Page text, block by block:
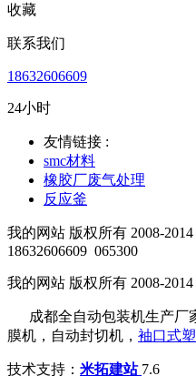
收藏
联系我们
18632606609
24小时
友情链接 :
smc材料
橡胶厂废气处理
反应釜
我的网站 版权所有 2008-
18632606609 065300
我的网站 版权所有 2008-
成都全自动包装机生产厂
膜机，自动封切机， 袖口式
技术支持： 米拓建站 7.6